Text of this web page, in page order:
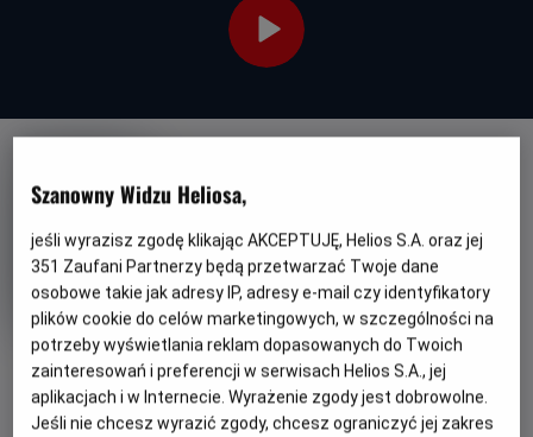
OBSERWUJ
Gwiazdozbiór psa
Oryginalny
tytuł
The Dog Stars Gatunek
Akcja
Minimalny
wiek
Od 13 lat
Czas
trwania
119 min
Kraj
i
rok
produkcji
USA (2026)
Szanowny Widzu Heliosa,
jeśli wyrazisz zgodę klikając AKCEPTUJĘ, Helios S.A. oraz jej
351 Zaufani Partnerzy będą przetwarzać Twoje dane
osobowe takie jak adresy IP, adresy e-mail czy identyfikatory
plików cookie do celów marketingowych, w szczególności na
potrzeby wyświetlania reklam dopasowanych do Twoich
zainteresowań i preferencji w serwisach Helios S.A., jej
aplikacjach i w Internecie. Wyrażenie zgody jest dobrowolne.
Jeśli nie chcesz wyrazić zgody, chcesz ograniczyć jej zakres